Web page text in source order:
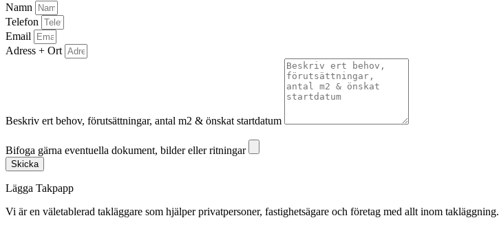
Namn
Telefon
Email
Adress + Ort
Beskriv ert behov, förutsättningar, antal m2 & önskat startdatum
Bifoga gärna eventuella dokument, bilder eller ritningar
Skicka
Lägga Takpapp
Vi är en väletablerad takläggare som hjälper privatpersoner, fastighetsägare och företag med allt inom takläggning.